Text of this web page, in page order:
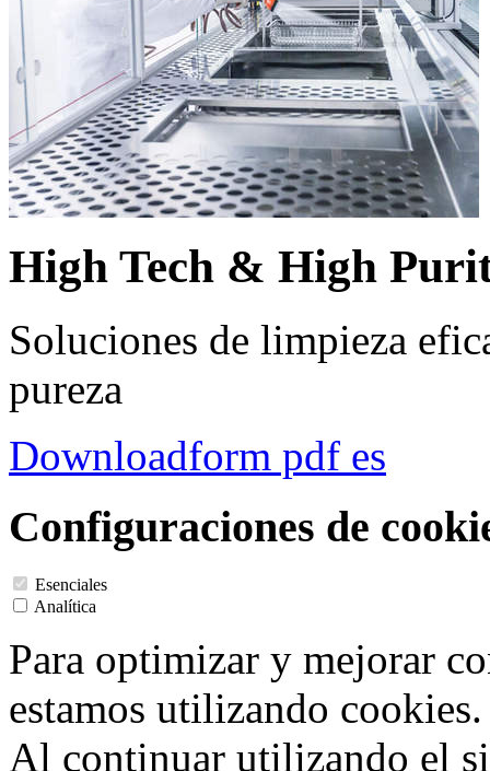
High Tech & High
Soluciones de limpieza
pureza
Downloadform pdf es
Configuraciones de
Esenciales
Analítica
Para optimizar y mejorar
estamos utilizando cookies.
Al continuar utilizando el